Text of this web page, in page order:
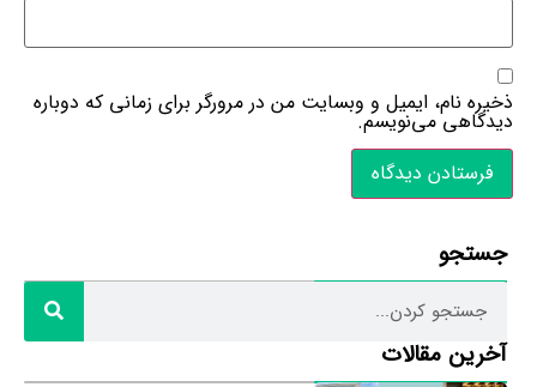
ذخیره نام، ایمیل و وبسایت من در مرورگر برای زمانی که دوباره
دیدگاهی می‌نویسم.
جستجو
آخرین مقالات